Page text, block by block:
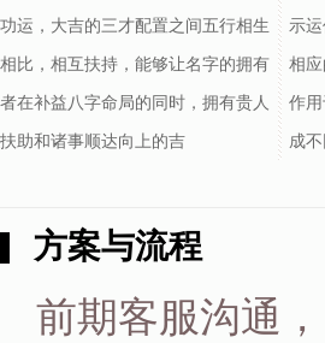
功运，大吉的三才配置之间五行相生
相比，相互扶持，能够让名字的拥有
者在补益八字命局的同时，拥有贵人
扶助和诸事顺达向上的吉
示
相
作
成
方案与流程
前期客服沟通